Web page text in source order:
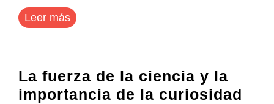
Leer más
La fuerza de la ciencia y la
importancia de la curiosidad